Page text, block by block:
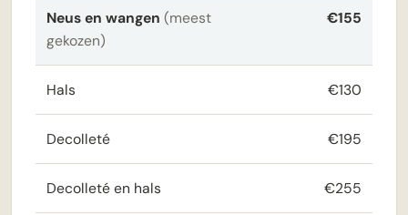
Neus en wangen (meest
gekozen)
€155
Hals €130
Decolleté €195
Decolleté en hals €255